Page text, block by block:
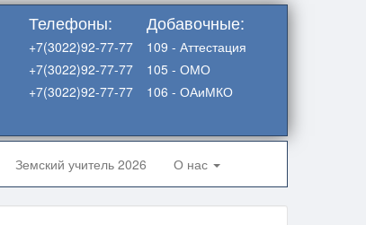
Добавочные:
109 - Аттестация
105 - ОМО
106 - ОАиМКО
Телефоны:
+7(3022)92-77-77
+7(3022)92-77-77
+7(3022)92-77-77
Земский учитель 2026 О нас